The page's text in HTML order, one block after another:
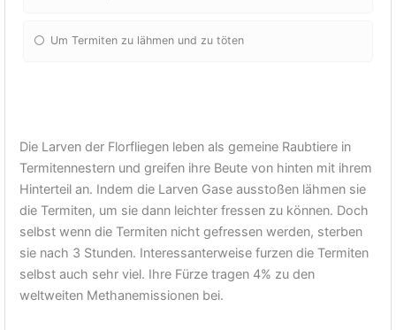
Um Termiten zu lähmen und zu töten
Die Larven der Florfliegen leben als gemeine Raubtiere in
Termitennestern und greifen ihre Beute von hinten mit ihrem
Hinterteil an. Indem die Larven Gase ausstoßen lähmen sie
die Termiten, um sie dann leichter fressen zu können. Doch
selbst wenn die Termiten nicht gefressen werden, sterben
sie nach 3 Stunden. Interessanterweise furzen die Termiten
selbst auch sehr viel. Ihre Fürze tragen 4% zu den
weltweiten Methanemissionen bei.